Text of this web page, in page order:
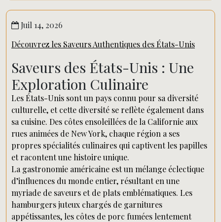
Juil 14, 2026
Découvrez les Saveurs Authentiques des États-Unis
Saveurs des États-Unis : Une
Exploration Culinaire
Les États-Unis sont un pays connu pour sa diversité
culturelle, et cette diversité se reflète également dans
sa cuisine. Des côtes ensoleillées de la Californie aux
rues animées de New York, chaque région a ses
propres spécialités culinaires qui captivent les papilles
et racontent une histoire unique.
La gastronomie américaine est un mélange éclectique
d’influences du monde entier, résultant en une
myriade de saveurs et de plats emblématiques. Les
hamburgers juteux chargés de garnitures
appétissantes, les côtes de porc fumées lentement